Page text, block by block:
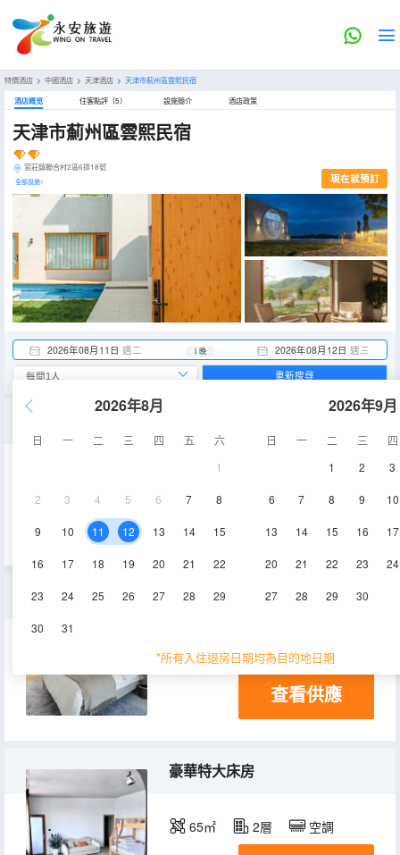
特價酒店 > 中國酒店 > 天津酒店 > 天津市薊州區雲熙民宿
酒店概览 住客點評（5） 設施簡介 酒店政策
天津市薊州區雲熙民宿
官莊鎮聯合村2區6排18號
全部設施> 現在就預訂
2026年08月11日 週二 2026年08月12日 週三
1 晚
2026年8月
日 一 二 三 四 五
六
1
2 3 4 5 6 7 8
9 10 11 12 13 14 15
16 17 18 19 20 21 22
23 24 25 26 27 28 29
30 31
2026年9月
日 一 二 三
四
1
2 3
6 7 8 9 10
13 14 15 16 17
20 21 22 23 24
27 28 29 30
*所有入住退房日期均為目的地日期
重新搜尋
空調
包院
650㎡ 2層 空調
查看供應
豪華特大床房
65㎡ 2層 空調